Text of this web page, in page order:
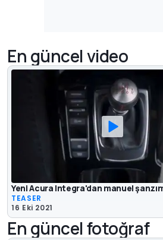
En güncel video
Yeni Acura Integra'dan manuel
TEASER
16 Eki 2021
En güncel fotoğraf